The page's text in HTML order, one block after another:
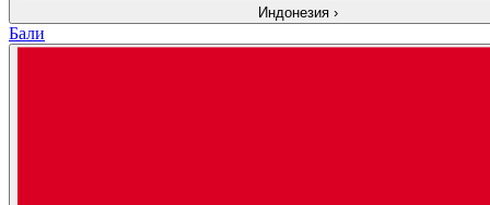
Индонезия ›
Бали